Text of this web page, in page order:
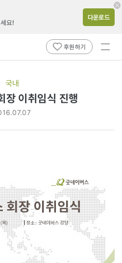
요!
다운로드
후원하기
전체
국내
장 이취임식 진행